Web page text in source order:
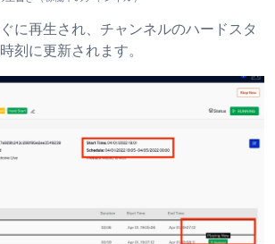
に再生され、チャンネルのハードスタ
刻に更新されます。